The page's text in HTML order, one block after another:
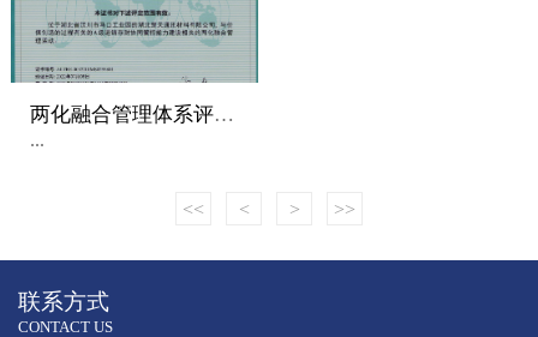
两化融合管理体系评定证书
...
<< < > >>
联系方式
CONTACT US